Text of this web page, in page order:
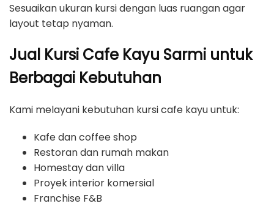
Sesuaikan ukuran kursi dengan luas ruangan agar
layout tetap nyaman.
Jual Kursi Cafe Kayu Sarmi untuk
Berbagai Kebutuhan
Kami melayani kebutuhan kursi cafe kayu untuk:
Kafe dan coffee shop
Restoran dan rumah makan
Homestay dan villa
Proyek interior komersial
Franchise F&B